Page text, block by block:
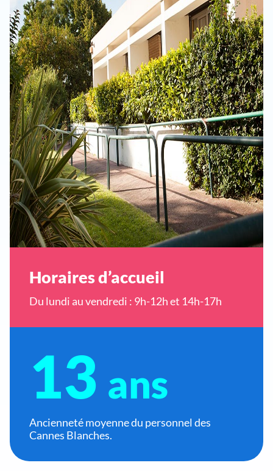
Horaires d’accueil
Du lundi au vendredi : 9h-12h et 14h-17h
13 ans
Ancienneté moyenne du personnel des
Cannes Blanches.